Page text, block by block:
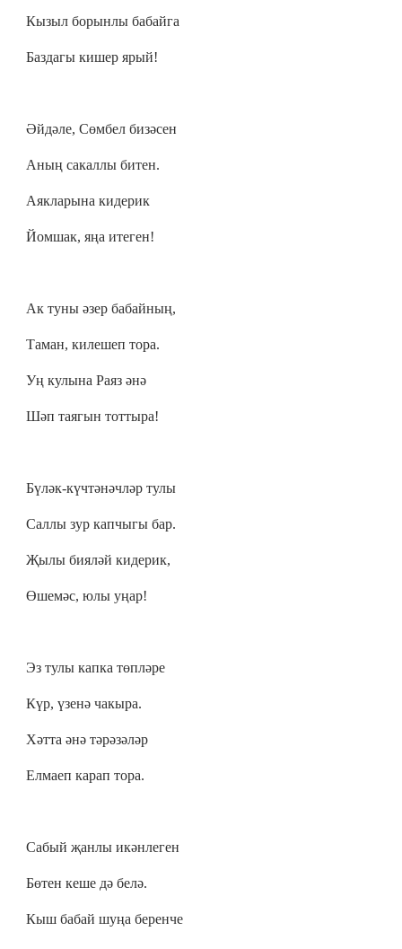
Кызыл борынлы бабайга
Баздагы кишер ярый!
Әйдәле, Сөмбел бизәсен
Аның сакаллы битен.
Аякларына кидерик
Йомшак, яңа итеген!
Ак туны әзер бабайның,
Таман, килешеп тора.
Уң кулына Раяз әнә
Шәп таягын тоттыра!
Бүләк-күчтәнәчләр тулы
Саллы зур капчыгы бар.
Җылы бияләй кидерик,
Өшемәс, юлы уңар!
Эз тулы капка төпләре
Күр, үзенә чакыра.
Хәтта әнә тәрәзәләр
Елмаеп карап тора.
Сабый җанлы икәнлеген
Бөтен кеше дә белә.
Кыш бабай шуңа беренче